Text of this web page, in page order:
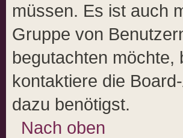
müssen. Es ist auch
Gruppe von
begutachten möchte,
kontaktiere die
dazu benötigst.
Nach oben